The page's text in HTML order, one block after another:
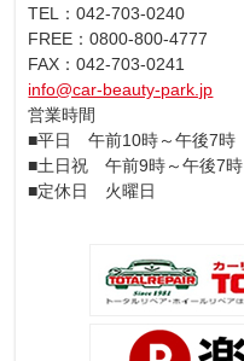
TEL：042-703-0240
FREE：0800-800-4777
FAX：042-703-0241
info@car-beauty-park.jp
営業時間
■平日 午前10時～午後7時
■土日祝 午前9時～午後7時
■定休日 火曜日